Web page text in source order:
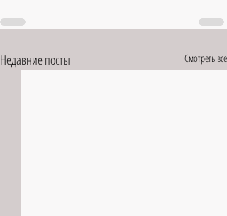
Недавние посты Смотреть все